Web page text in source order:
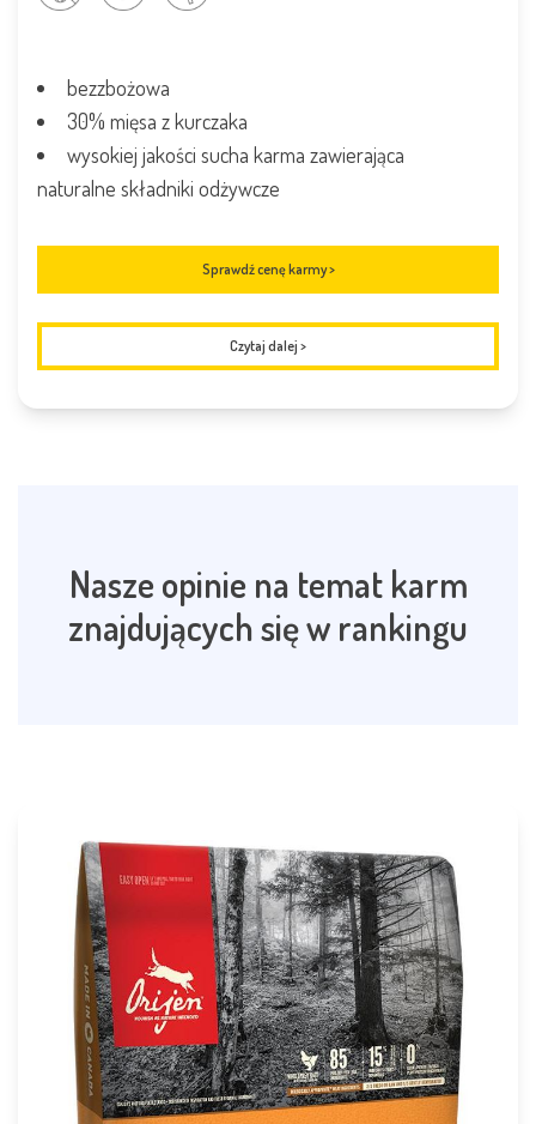
bezzbożowa
30% mięsa z kurczaka
wysokiej jakości sucha karma zawierająca
naturalne składniki odżywcze
Sprawdź cenę karmy >
Czytaj dalej >
Nasze opinie na temat karm
znajdujących się w rankingu